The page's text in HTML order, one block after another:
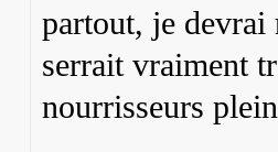
partout, je devrai
serrait vraiment
nourrisseurs